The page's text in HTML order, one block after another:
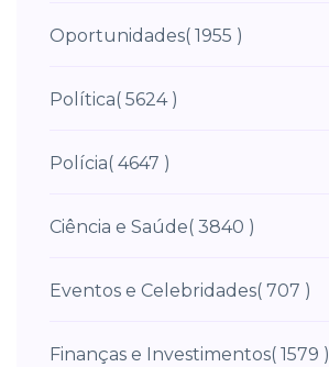
Oportunidades( 1955 )
Política( 5624 )
Polícia( 4647 )
Ciência e Saúde( 3840 )
Eventos e Celebridades( 707 )
Finanças e Investimentos( 1579 )